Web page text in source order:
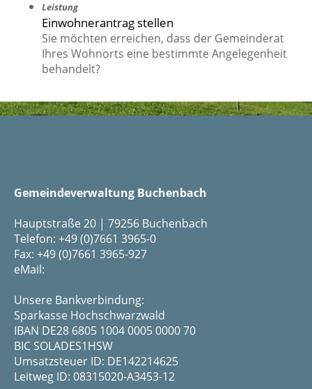
Leistung
Einwohnerantrag stellen
Sie möchten erreichen, dass der Gemeinderat
Ihres Wohnorts eine bestimmte Angelegenheit
behandelt?
Gemeindeverwaltung Buchenbach
Hauptstraße 20 | 79256 Buchenbach
Telefon: +49 (0)7661 3965-0
Fax: +49 (0)7661 3965-927
eMail:
Unsere Bankverbindung:
Sparkasse Hochschwarzwald
IBAN DE28 6805 1004 0005 0000 70
BIC SOLADES1HSW
Umsatzsteuer ID: DE142214625
Leitweg ID: 08315020-A3453-12